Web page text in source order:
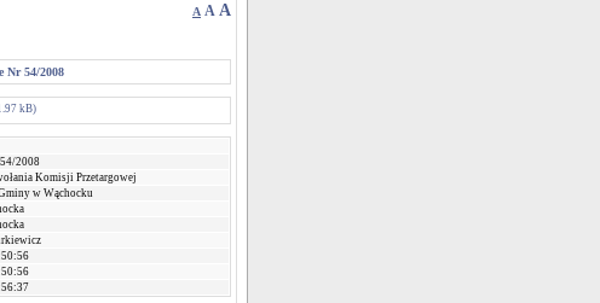
A A A
Nr 54/2008
kB)
2008
Komisji Przetargowej
w Wąchocku